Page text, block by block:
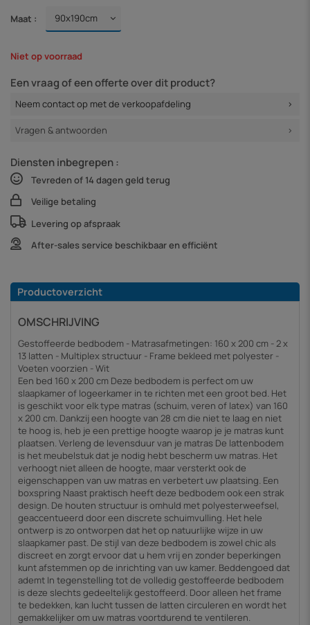
Maat :
Niet op voorraad
Een vraag of een offerte over dit product?
Neem contact op met de verkoopafdeling
Vragen & antwoorden
Diensten inbegrepen :
Tevreden of 14 dagen geld terug
Veilige betaling
Levering op afspraak
After-sales service beschikbaar en efficiënt
Productoverzicht
OMSCHRIJVING
Gestoffeerde bedbodem - Matrasafmetingen: 160 x 200 cm - 2 x
13 latten - Multiplex structuur - Frame bekleed met polyester -
Voeten voorzien - Wit
Een bed 160 x 200 cm Deze bedbodem is perfect om uw
slaapkamer of logeerkamer in te richten met een groot bed. Het
is geschikt voor elk type matras (schuim, veren of latex) van 160
x 200 cm. Dankzij een hoogte van 28 cm die niet te laag en niet
te hoog is, heb je een prettige hoogte waarop je je matras kunt
plaatsen. Verleng de levensduur van je matras De lattenbodem
is het meubelstuk dat je nodig hebt bescherm uw matras. Het
verhoogt niet alleen de hoogte, maar versterkt ook de
eigenschappen van uw matras en verbetert uw plaatsing. Een
boxspring Naast praktisch heeft deze bedbodem ook een strak
design. De houten structuur is omhuld met polyesterweefsel,
geaccentueerd door een discrete schuimvulling. Het hele
ontwerp is zo ontworpen dat het op natuurlijke wijze in uw
slaapkamer past. De stijl van deze bedbodem is zowel chic als
discreet en zorgt ervoor dat u hem vrij en zonder beperkingen
kunt afstemmen op de inrichting van uw kamer. Beddengoed dat
ademt In tegenstelling tot de volledig gestoffeerde bedbodem
is deze slechts gedeeltelijk gestoffeerd. Door alleen het frame
te bedekken, kan lucht tussen de latten circuleren en wordt het
gemakkelijker om uw matras voortdurend te ventileren.